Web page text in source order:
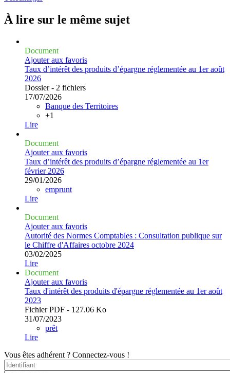
À lire sur le même sujet
Document
Ajouter aux favoris
Taux d’intérêt des produits d’épargne réglementée au 1er août
2026
Dossier - 2 fichiers
17/07/2026
Banque des Territoires
+1
Lire
Document
Ajouter aux favoris
Taux d’intérêt des produits d’épargne réglementée au 1er
février 2026
29/01/2026
emprunt
Lire
Document
Ajouter aux favoris
Autorité des Normes Comptables : Consultation publique sur
le Chiffre d'Affaires octobre 2024
03/02/2025
Lire
Document
Ajouter aux favoris
Taux d'intérêt des produits d'épargne réglementée au 1er août
2023
Fichier PDF - 127.06 Ko
31/07/2023
prêt
Lire
Vous êtes adhérent ? Connectez-vous !